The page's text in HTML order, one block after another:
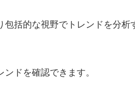
括的な視野でトレンドを分析
ドを確認できます。